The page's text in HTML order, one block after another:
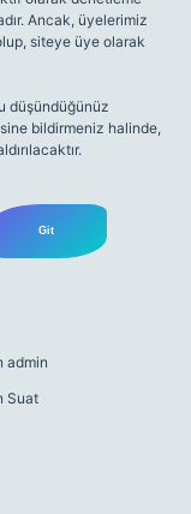
Ancak, üyelerimiz
siteye üye olarak
düşündüğünüz
bildirmeniz halinde,
admin
Suat